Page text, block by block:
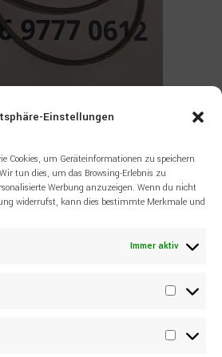
Einstellungen
Cookies, um Geräteinformationen zu speichern
tun dies, um das Browsing-Erlebnis zu
Werbung anzuzeigen. Wenn du nicht
widerrufst, kann dies bestimmte Merkmale und
Immer aktiv
,SANDVIK,SONSTIGES